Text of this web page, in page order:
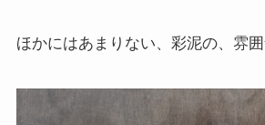
ほかにはあまりない、彩泥の、雰囲